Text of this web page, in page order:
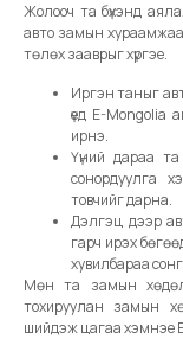
Жолооч та бүхэнд
авто замын
төлөх зааврыг хүргэе.
Иргэн таныг
үед E-Mongolia
ирнэ.
Үүний дараа та
сонордуулга
товчийг дарна.
Дэлгэц дээр
гарч ирэх
хувилбараа
Мөн та замын
тохируулан замын
шийдэж цагаа хэмнэе